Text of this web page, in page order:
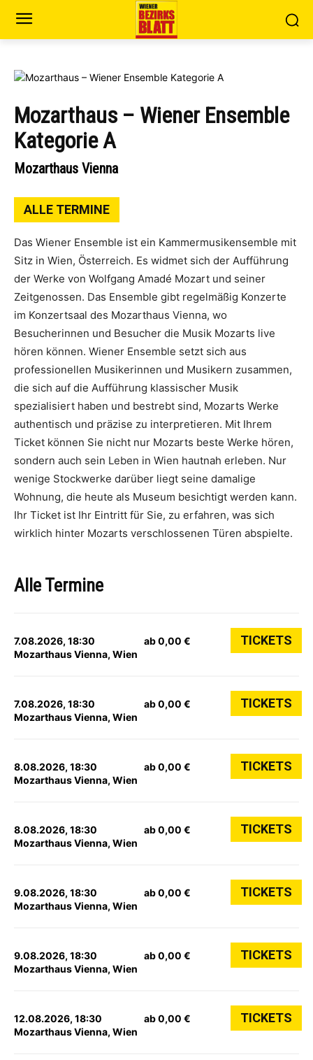
Mozarthaus – Wiener Ensemble
Kategorie A
Mozarthaus Vienna
ALLE TERMINE
Das Wiener Ensemble ist ein Kammermusikensemble mit
Sitz in Wien, Österreich. Es widmet sich der Aufführung
der Werke von Wolfgang Amadé Mozart und seiner
Zeitgenossen. Das Ensemble gibt regelmäßig Konzerte
im Konzertsaal des Mozarthaus Vienna, wo
Besucherinnen und Besucher die Musik Mozarts live
hören können. Wiener Ensemble setzt sich aus
professionellen Musikerinnen und Musikern zusammen,
die sich auf die Aufführung klassischer Musik
spezialisiert haben und bestrebt sind, Mozarts Werke
authentisch und präzise zu interpretieren. Mit Ihrem
Ticket können Sie nicht nur Mozarts beste Werke hören,
sondern auch sein Leben in Wien hautnah erleben. Nur
wenige Stockwerke darüber liegt seine damalige
Wohnung, die heute als Museum besichtigt werden kann.
Ihr Ticket ist Ihr Eintritt für Sie, zu erfahren, was sich
wirklich hinter Mozarts verschlossenen Türen abspielte.
Alle Termine
7.08.2026, 18:30
Mozarthaus Vienna, Wien
ab 0,00 € TICKETS
7.08.2026, 18:30
Mozarthaus Vienna, Wien
ab 0,00 € TICKETS
8.08.2026, 18:30
Mozarthaus Vienna, Wien
ab 0,00 € TICKETS
8.08.2026, 18:30
Mozarthaus Vienna, Wien
ab 0,00 € TICKETS
9.08.2026, 18:30
Mozarthaus Vienna, Wien
ab 0,00 € TICKETS
9.08.2026, 18:30
Mozarthaus Vienna, Wien
ab 0,00 € TICKETS
12.08.2026, 18:30
Mozarthaus Vienna, Wien
ab 0,00 € TICKETS